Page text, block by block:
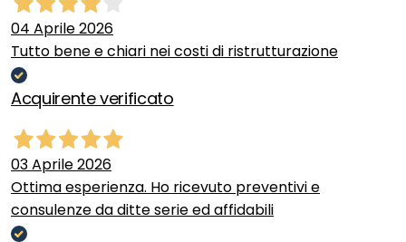
04 Aprile 2026
Tutto bene e chiari nei costi di ristrutturazione
Acquirente verificato
03 Aprile 2026
Ottima esperienza. Ho ricevuto preventivi e
consulenze da ditte serie ed affidabili